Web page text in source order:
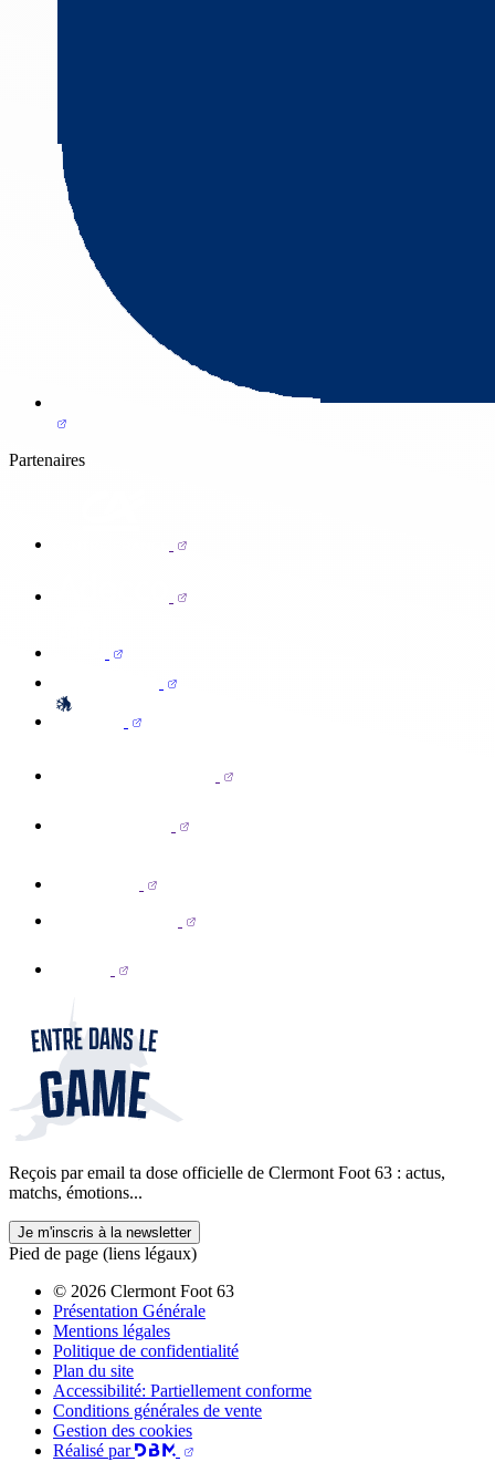
Partenaires
Reçois par email ta dose officielle de Clermont Foot 63 : actus,
matchs, émotions...
Je m'inscris à la newsletter
Pied de page (liens légaux)
© 2026 Clermont Foot 63
Présentation Générale
Mentions légales
Politique de confidentialité
Plan du site
Accessibilité: Partiellement conforme
Conditions générales de vente
Gestion des cookies
Réalisé par